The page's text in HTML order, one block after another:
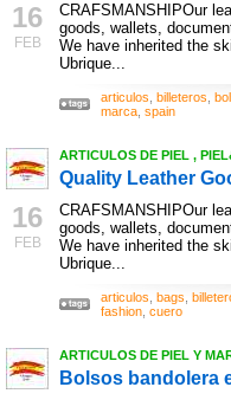
16
FEB
CRAFSMANSHIPOur
goods, wallets,
We have inherited the
Ubrique...
articulos billeteros
marca spain
16
FEB
ARTICULOS DE PIEL ,
Quality Leather
CRAFSMANSHIPOur
goods, wallets,
We have inherited the
Ubrique...
articulos bags
fashion cuero
ARTICULOS DE PIEL Y
Bolsos bandolera